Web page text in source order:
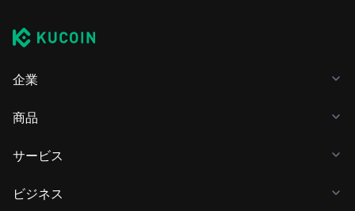
企業
商品
サービス
ビジネス